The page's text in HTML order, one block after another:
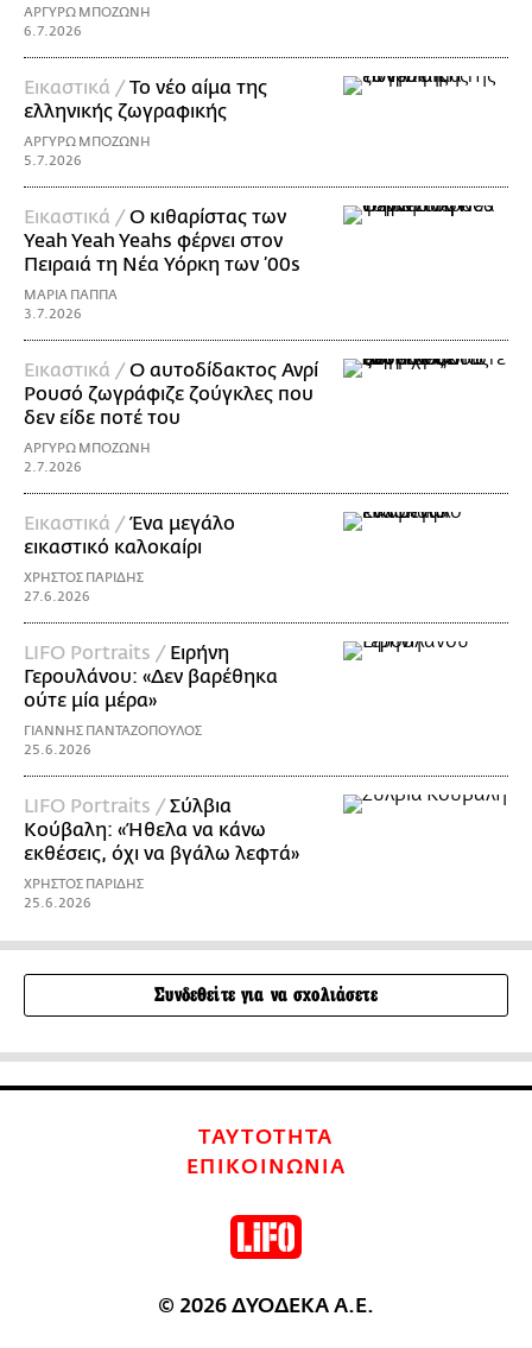
ΑΡΓΥΡΩ ΜΠΟΖΩΝΗ
6.7.2026
Εικαστικά /Το νέο αίμα της
ελληνικής ζωγραφικής
ΑΡΓΥΡΩ ΜΠΟΖΩΝΗ
5.7.2026
Εικαστικά /Ο κιθαρίστας των
Yeah Yeah Yeahs φέρνει στον
Πειραιά τη Νέα Υόρκη των ’00s
ΜΑΡΙΑ ΠΑΠΠΑ
3.7.2026
Εικαστικά /Ο αυτοδίδακτος Ανρί
Ρουσό ζωγράφιζε ζούγκλες που
δεν είδε ποτέ του
ΑΡΓΥΡΩ ΜΠΟΖΩΝΗ
2.7.2026
Εικαστικά /Ένα μεγάλο
εικαστικό καλοκαίρι
ΧΡΗΣΤΟΣ ΠΑΡΙΔΗΣ
27.6.2026
LIFO Portraits / Ειρήνη
Γερουλάνου: «Δεν βαρέθηκα
ούτε μία μέρα»
ΓΙΑΝΝΗΣ ΠΑΝΤΑΖΟΠΟΥΛΟΣ
25.6.2026
LIFO Portraits /Σύλβια
Κούβαλη: «Ήθελα να κάνω
εκθέσεις, όχι να βγάλω λεφτά»
ΧΡΗΣΤΟΣ ΠΑΡΙΔΗΣ
25.6.2026
Συνδεθείτε για να σχολιάσετε
ΤΑΥΤΟΤΗΤΑ
ΕΠΙΚΟΙΝΩΝΙΑ
© 2026 ΔΥΟΔΕΚΑ Α.Ε.